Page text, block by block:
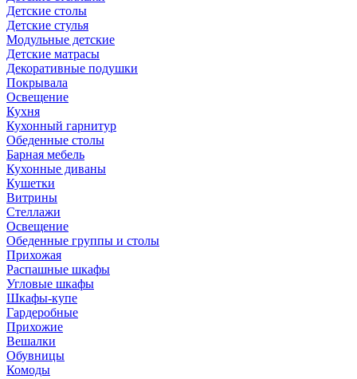
Детские столы
Детские стулья
Модульные детские
Детские матрасы
Декоративные подушки
Покрывала
Освещение
Кухня
Кухонный гарнитур
Обеденные столы
Барная мебель
Кухонные диваны
Кушетки
Витрины
Стеллажи
Освещение
Обеденные группы и столы
Прихожая
Распашные шкафы
Угловые шкафы
Шкафы-купе
Гардеробные
Прихожие
Вешалки
Обувницы
Комоды